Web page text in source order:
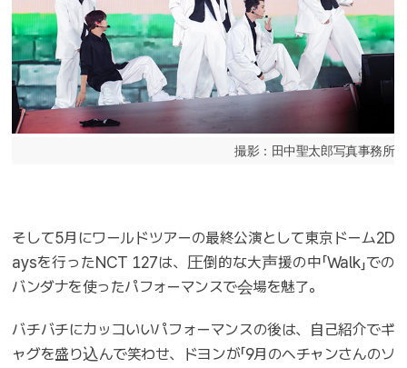
撮影：田中聖太郎写真事務所
そして5月にワールドツアーの最終公演として東京ドーム2D
aysを行ったNCT 127は、圧倒的な大声援の中「Walk」での
バンダナを使ったパフォーマンスで会場を魅了。
バチバチにカッコいいパフォーマンスの後は、自己紹介でギ
ャグを盛り込んで笑わせ、ドヨンが「9月のへチャンさんのソ